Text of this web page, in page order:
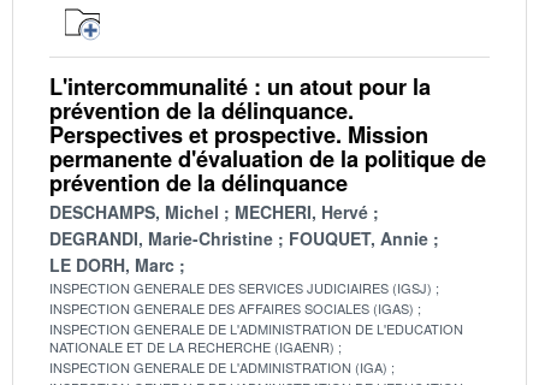
L'intercommunalité : un atout pour la
prévention de la délinquance.
Perspectives et prospective. Mission
permanente d'évaluation de la politique de
prévention de la délinquance
DESCHAMPS, Michel
MECHERI, Hervé
DEGRANDI, Marie-Christine
FOUQUET, Annie
LE DORH, Marc
INSPECTION GENERALE DES SERVICES JUDICIAIRES (IGSJ)
INSPECTION GENERALE DES AFFAIRES SOCIALES (IGAS)
INSPECTION GENERALE DE L'ADMINISTRATION DE L'EDUCATION
NATIONALE ET DE LA RECHERCHE (IGAENR)
INSPECTION GENERALE DE L'ADMINISTRATION (IGA)